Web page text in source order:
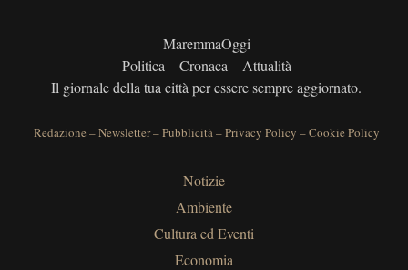
MaremmaOggi
Politica – Cronaca – Attualità
Il giornale della tua città per essere sempre aggiornato.
Redazione –Newsletter–Pubblicità–Privacy Policy –Cookie Policy
Notizie
Ambiente
Cultura ed Eventi
Economia